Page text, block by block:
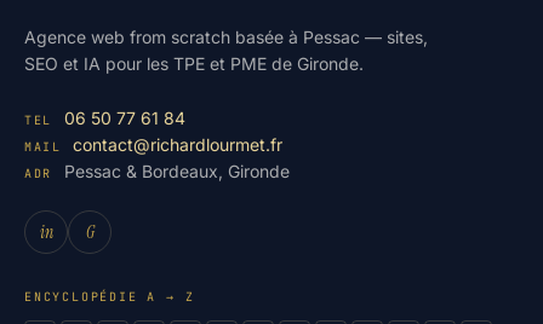
Agence web from scratch basée à Pessac — sites,
SEO et IA pour les TPE et PME de Gironde.
TEL 06 50 77 61 84
MAIL contact@richardlourmet.fr
ADR Pessac & Bordeaux, Gironde
in G
ENCYCLOPÉDIE A → Z